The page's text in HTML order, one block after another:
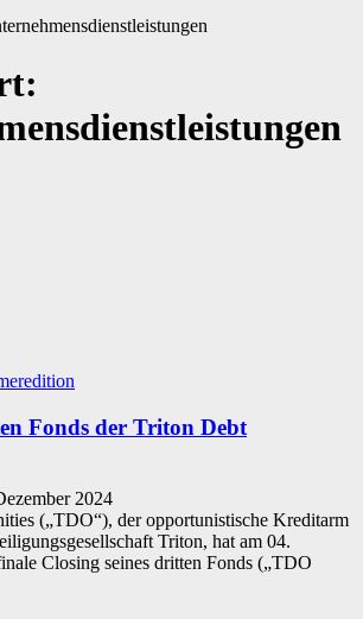
Fonds der Triton Debt
2024
(„TDO“), der opportunistische Kreditarm
Triton, hat am 04.
Closing seines dritten Fonds („TDO